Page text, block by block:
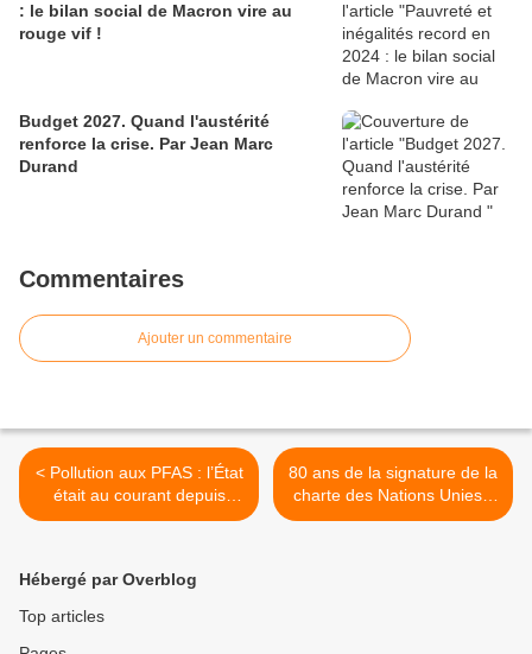
: le bilan social de Macron vire au
rouge vif !
Budget 2027. Quand l'austérité
renforce la crise. Par Jean Marc
Durand
Commentaires
Ajouter un commentaire
< Pollution aux PFAS : l’État
était au courant depuis
2008 de la pollution de l’eau
80 ans de la signature de la
charte des Nations Unies -
déclaration du PCF >
Hébergé par Overblog
Top articles